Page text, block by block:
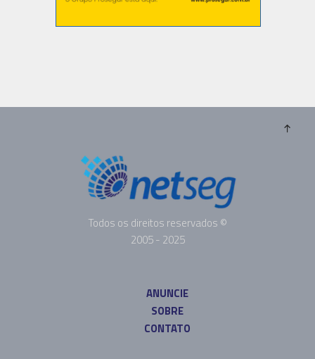
Todos os direitos reservados ©
2005 - 2025
ANUNCIE
SOBRE
CONTATO